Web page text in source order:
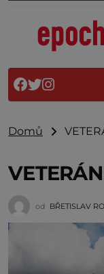
Domů
od BŘETISLAV